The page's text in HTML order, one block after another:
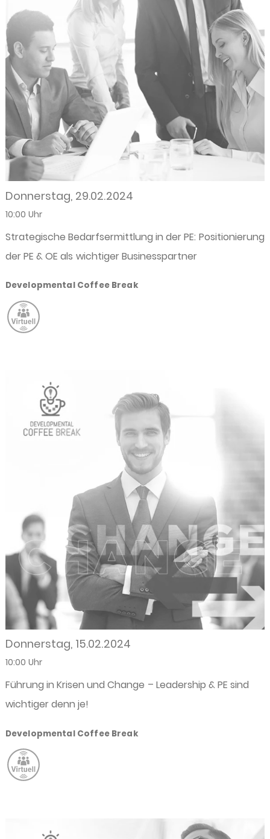
Donnerstag, 29.02.2024
10:00 Uhr
Strategische Bedarfsermittlung in der PE: Positionierung
der PE & OE als wichtiger Businesspartner
Developmental Coffee Break
Donnerstag, 15.02.2024
10:00 Uhr
Führung in Krisen und Change – Leadership & PE sind
wichtiger denn je!
Developmental Coffee Break